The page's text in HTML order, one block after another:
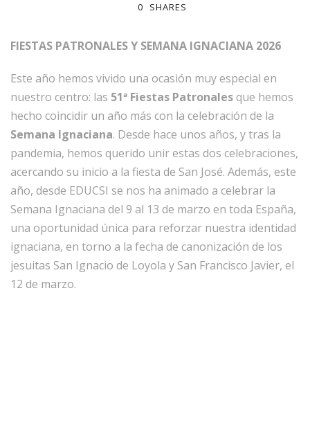
0 SHARES
FIESTAS PATRONALES Y SEMANA IGNACIANA 2026
Este año hemos vivido una ocasión muy especial en
nuestro centro: las 51ª Fiestas Patronalesque hemos
hecho coincidir un año más con la celebración de la
Semana Ignaciana. Desde hace unos años, y tras la
pandemia, hemos querido unir estas dos celebraciones,
acercando su inicio a la fiesta de San José. Además, este
año, desde EDUCSI se nos ha animado a celebrar la
Semana Ignaciana del 9 al 13 de marzo en toda España,
una oportunidad única para reforzar nuestra identidad
ignaciana, en torno a la fecha de canonización de los
jesuitas San Ignacio de Loyola y San Francisco Javier, el
12 de marzo.